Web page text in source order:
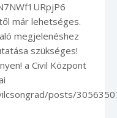
már lehetséges.
megjelenéshez
szükséges!
a Civil Központ
posts/